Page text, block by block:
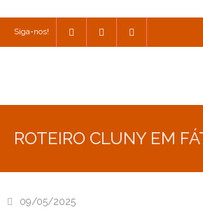
Siga-nos!
ROTEIRO CLUNY EM
09/05/2025